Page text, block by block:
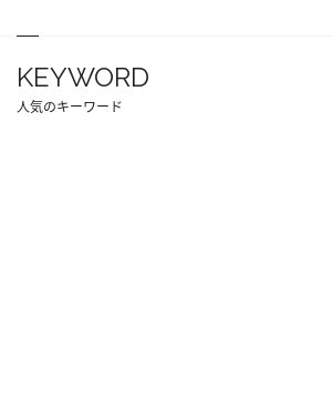
KEYWORD
人気のキーワード